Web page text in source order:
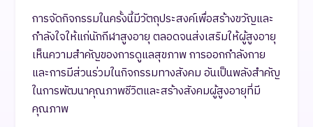
การจัดกิจกรรมในครั้งนี้มีวัตถุประสงค์เพื่อสร้างขวัญและ
กำลังใจให้แก่นักกีฬาสูงอายุ ตลอดจนส่งเสริมให้ผู้สูงอายุ
เห็นความสำคัญของการดูแลสุขภาพ การออกกำลังกาย
และการมีส่วนร่วมในกิจกรรมทางสังคม อันเป็นพลังสำคัญ
ในการพัฒนาคุณภาพชีวิตและสร้างสังคมผู้สูงอายุที่มี
คุณภาพ